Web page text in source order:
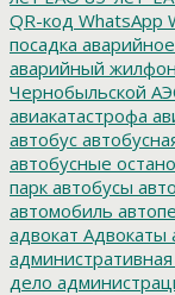
QR-код WhatsApp
посадка
аварийный
Чернобыльской
авиакатастрофа
автобус
автобусные
парк автобусы
автомобиль
адвокат Адвокаты
дело